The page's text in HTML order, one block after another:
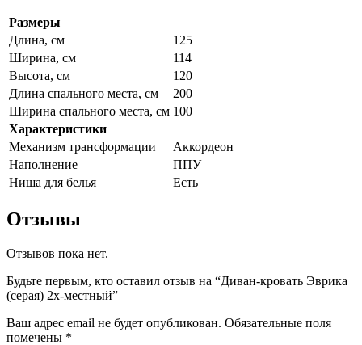
Размеры
Длина, см
125
Ширина, см
114
Высота, см
120
Длина спального места, см
200
Ширина спального места, см 100
Характеристики
Механизм трансформации
Аккордеон
Наполнение
ППУ
Ниша для белья
Есть
Отзывы
Отзывов пока нет.
Будьте первым, кто оставил отзыв на “Диван-кровать Эврика
(серая) 2х-местный”
Ваш адрес email не будет опубликован. Обязательные поля
помечены *